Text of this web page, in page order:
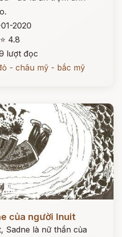
2020
⭐ 4.8
lượt đọc
- châu mỹ - bắc mỹ
của người Inuit
Sadne là nữ thần của